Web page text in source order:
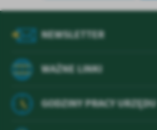
WAŻNE LINKI
NEWSLETTER
GODZINY PRACY URZĘDU